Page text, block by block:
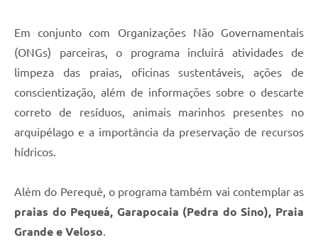
Em conjunto com Organizações Não Governamentais
(ONGs) parceiras, o programa incluirá atividades de
limpeza das praias, oficinas sustentáveis, ações de
conscientização, além de informações sobre o descarte
correto de resíduos, animais marinhos presentes no
arquipélago e a importância da preservação de recursos
hídricos.
Além do Perequê, o programa também vai contemplar as
praias do Pequeá, Garapocaia (Pedra do Sino), Praia
Grande e Veloso